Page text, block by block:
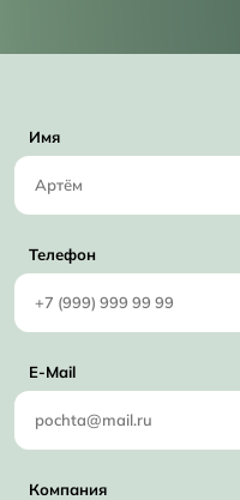
Имя
Телефон
E-Mail
Компания